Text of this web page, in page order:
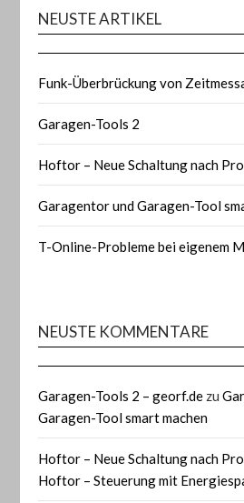
NEUSTE ARTIKEL
Funk-Überbrückung von
Garagen-Tools 2
Hoftor – Neue Schaltung nach
Garagentor und Garagen-Tool
T-Online-Probleme bei eigenem
NEUSTE KOMMENTARE
Garagen-Tools 2 – georf.de zu
Garagen-Tool smart machen
Hoftor – Neue Schaltung nach
Hoftor – Steuerung mit